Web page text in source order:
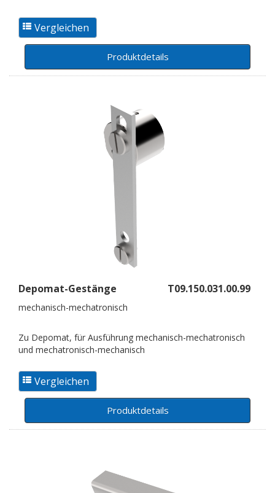
Produktdetails
Depomat-Gestänge T09.150.031.00.99
mechanisch-mechatronisch
Zu Depomat, für Ausführung mechanisch-mechatronisch
und mechatronisch-mechanisch
Produktdetails